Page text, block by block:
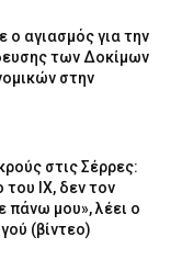
ο αγιασμός για την
των Δοκίμων
στην
στις Σέρρες:
ΙΧ, δεν τον
πάνω μου», λέει ο
(βίντεο)